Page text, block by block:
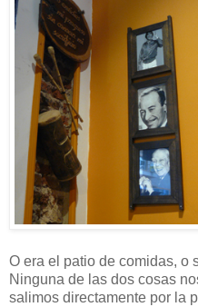
O era el patio de comidas, o
Ninguna de las dos cosas
salimos directamente por la